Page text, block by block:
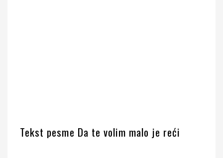
Tekst pesme Da te volim malo je reći